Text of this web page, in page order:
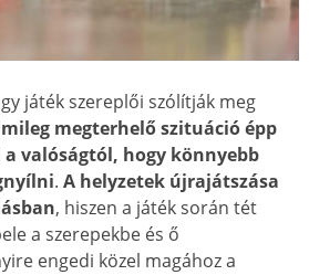
játék szereplői szólítják meg
megterhelő szituáció épp
valóságtól, hogy könnyebb
. A helyzetek újrajátszása
, hiszen a játék során tét
a szerepekbe és ő
engedi közel magához a